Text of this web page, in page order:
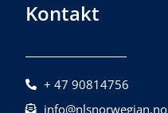
Kontakt
+ 47 90814756
info@nlsnorwegian.no